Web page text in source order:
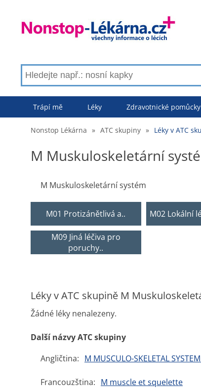
Trápí mě Léky Zdravotnické pomůcky
Nonstop Lékárna » ATC skupiny » Léky v ATC
M Muskuloskeletární
M Muskuloskeletární systém
M01 Protizánětlivá a.. M02 Lokální
M09 Jiná léčiva pro
poruchy..
Léky v ATC skupině M
Žádné léky nenalezeny.
Další názvy ATC skupiny
Angličtina: M MUSCULO-SKELETAL
Francouzština: M muscle et squelette